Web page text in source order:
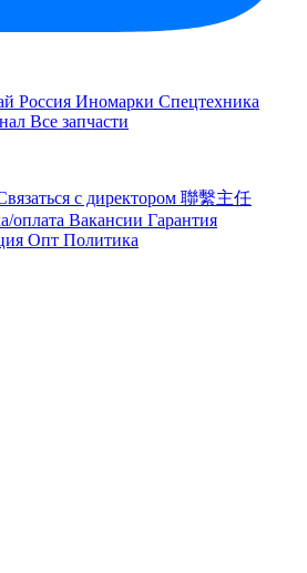
Россия Иномарки Спецтехника
Все запчасти
с директором 聯繫主任
оплата Вакансии Гарантия
Опт Политика